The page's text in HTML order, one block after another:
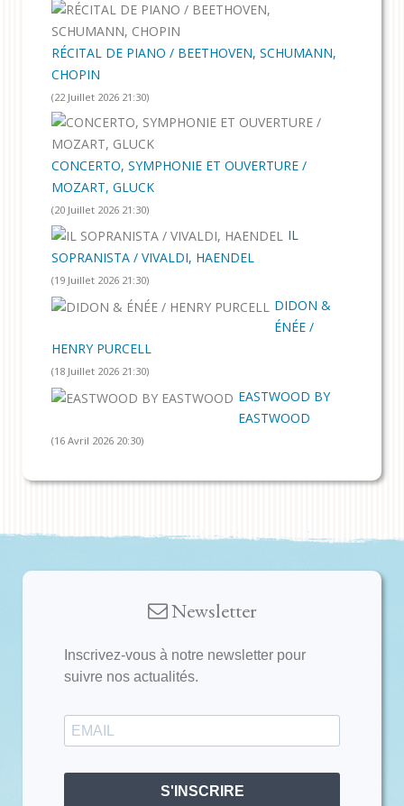
RÉCITAL DE PIANO / BEETHOVEN, SCHUMANN,
CHOPIN
(22 Juillet 2026 21:30)
CONCERTO, SYMPHONIE ET OUVERTURE /
MOZART, GLUCK
(20 Juillet 2026 21:30)
IL
SOPRANISTA / VIVALDI, HAENDEL
(19 Juillet 2026 21:30)
DIDON &
ÉNÉE /
HENRY PURCELL
(18 Juillet 2026 21:30)
EASTWOOD BY
EASTWOOD
(16 Avril 2026 20:30)
Newsletter
Inscrivez-vous à notre newsletter pour
suivre nos actualités.
S'INSCRIRE